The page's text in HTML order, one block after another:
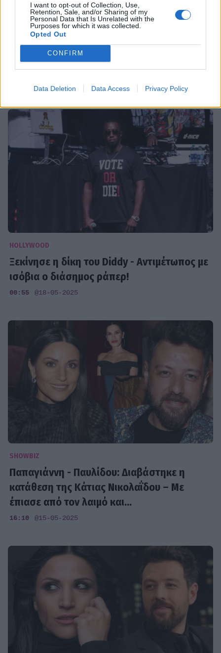
I want to opt-out of Collection, Use,
Retention, Sale, and/or Sharing of my
Personal Data that Is Unrelated with the
Purposes for which it was collected.
Opted Out
CONFIRM
Data Deletion Data Access Privacy Policy
SHOWBIZ
Sean «Diddy» Combs: Τα μηνύματα με την
Cassie Ventura, τα «freak offs» και οι
αποκαλύψεις
HOLLYWOOD
Ξεκίνησε η δίκη του Diddy - Αντιμέτωπος με
ισόβια ο διάσημος ράπερ!
00:55 @18-05-2025
SHOWBIZ
Παπαγιάννη - Παυλίδου: Διαβάστηκε η
κατάθεση της Κάτιας Νικολαΐδου – Με
έπιασε από τον λαιμό και...
16:10 @15-05-2025